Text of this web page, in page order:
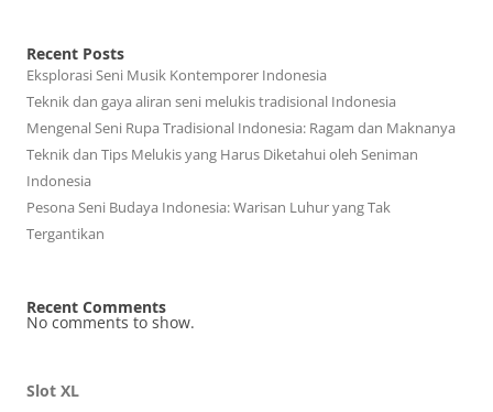
Recent Posts
Eksplorasi Seni Musik Kontemporer Indonesia
Teknik dan gaya aliran seni melukis tradisional Indonesia
Mengenal Seni Rupa Tradisional Indonesia: Ragam dan Maknanya
Teknik dan Tips Melukis yang Harus Diketahui oleh Seniman
Indonesia
Pesona Seni Budaya Indonesia: Warisan Luhur yang Tak
Tergantikan
Recent Comments
No comments to show.
Slot XL